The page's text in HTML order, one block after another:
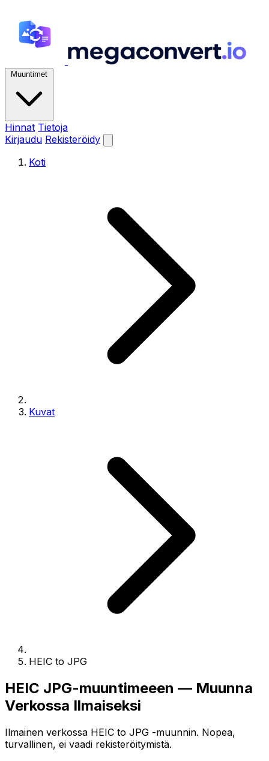
Muuntimet
Hinnat Tietoja
Kirjaudu Rekisteröidy
Koti
Kuvat
HEIC to JPG
HEIC JPG-muuntimeeen — Muunna
Verkossa Ilmaiseksi
Ilmainen verkossa HEIC to JPG -muunnin. Nopea,
turvallinen, ei vaadi rekisteröitymistä.